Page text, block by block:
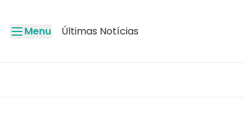
Menu Últimas Notícias